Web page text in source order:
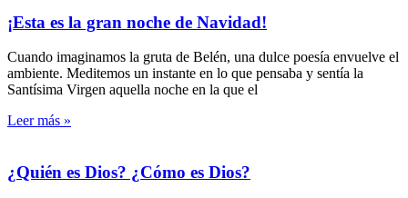
¡Esta es la gran noche de Navidad!
Cuando imaginamos la gruta de Belén, una dulce poesía envuelve el
ambiente. Meditemos un instante en lo que pensaba y sentía la
Santísima Virgen aquella noche en la que el
Leer más »
¿Quién es Dios? ¿Cómo es Dios?